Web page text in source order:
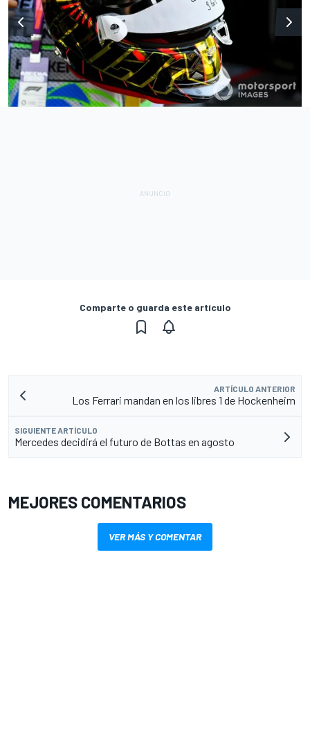
Comparte o guarda este artículo
ARTÍCULO ANTERIOR
Los Ferrari mandan en los libres 1 de Hockenheim
SIGUIENTE ARTÍCULO
Mercedes decidirá el futuro de Bottas en agosto
MEJORES COMENTARIOS
VER MÁS Y COMENTAR